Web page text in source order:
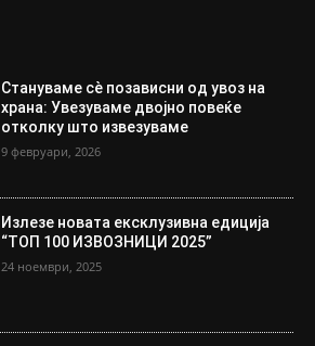
Стануваме сè позависни од увоз на
храна: Увезуваме двојно повеќе
отколку што извезуваме
9 февруари, 2026
Излезе новата ексклузивна едиција
“ТОП 100 ИЗВОЗНИЦИ 2025”
24 ноември, 2025